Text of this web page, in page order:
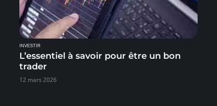
INVESTIR
L’essentiel à savoir pour être un bon
trader
12 mars 2026